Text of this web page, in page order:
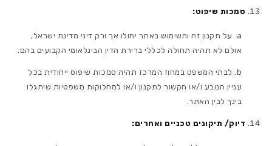
סמכות שיפוט:
על תקנון זה והשימוש באתר יחולו אך ורק דיני מדינת ישראל,
אולם לא תהיה תחולה לכללי ברירת הדין הבינלאומי הקבועים בהם.
לבתי המשפט במחוז המרכז תהיה סמכות שיפוט ייחודית בכל
עניין הנובע ו/או הקשור לתקנון ו/או למחלוקות משפטיות שיתגלו
בינך לבין האתר.
דיוק/ תיקונים טכניים ואחרים: